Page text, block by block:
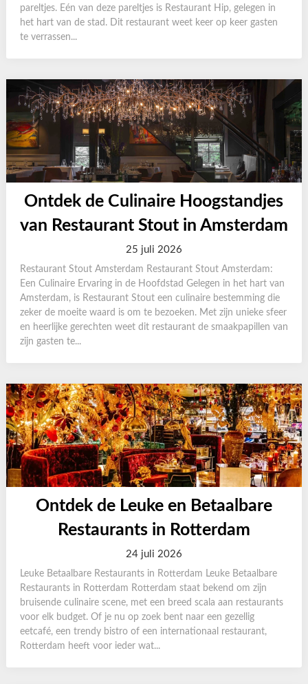
pareltjes. Eén van deze pareltjes is Restaurant Hip, gelegen in
het hart van de stad. Dit restaurant weet keer op keer gasten
te verrassen...
Ontdek de Culinaire Hoogstandjes
van Restaurant Stout in Amsterdam
25 juli 2026
Restaurant Stout Amsterdam Restaurant Stout Amsterdam:
Een Culinaire Ervaring in de Hoofdstad Gelegen in het hart van
Amsterdam, is Restaurant Stout een culinaire bestemming die
zeker de moeite waard is om te bezoeken. Met zijn unieke sfeer
en heerlijke gerechten weet dit restaurant de smaakpapillen van
zijn gasten te...
Ontdek de Leuke en Betaalbare
Restaurants in Rotterdam
24 juli 2026
Leuke Betaalbare Restaurants in Rotterdam Leuke Betaalbare
Restaurants in Rotterdam Rotterdam staat bekend om zijn
bruisende culinaire scene, met een breed scala aan restaurants
voor elk budget. Of je nu op zoek bent naar een gezellig
eetcafé, een trendy bistro of een internationaal restaurant,
Rotterdam heeft voor ieder wat...